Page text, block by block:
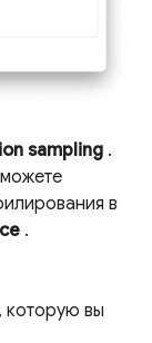
sampling .
в
.
которую вы